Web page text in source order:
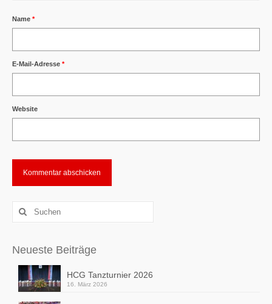
Name *
E-Mail-Adresse *
Website
Suchen
nach:
Neueste Beiträge
HCG Tanzturnier 2026
16. März 2026